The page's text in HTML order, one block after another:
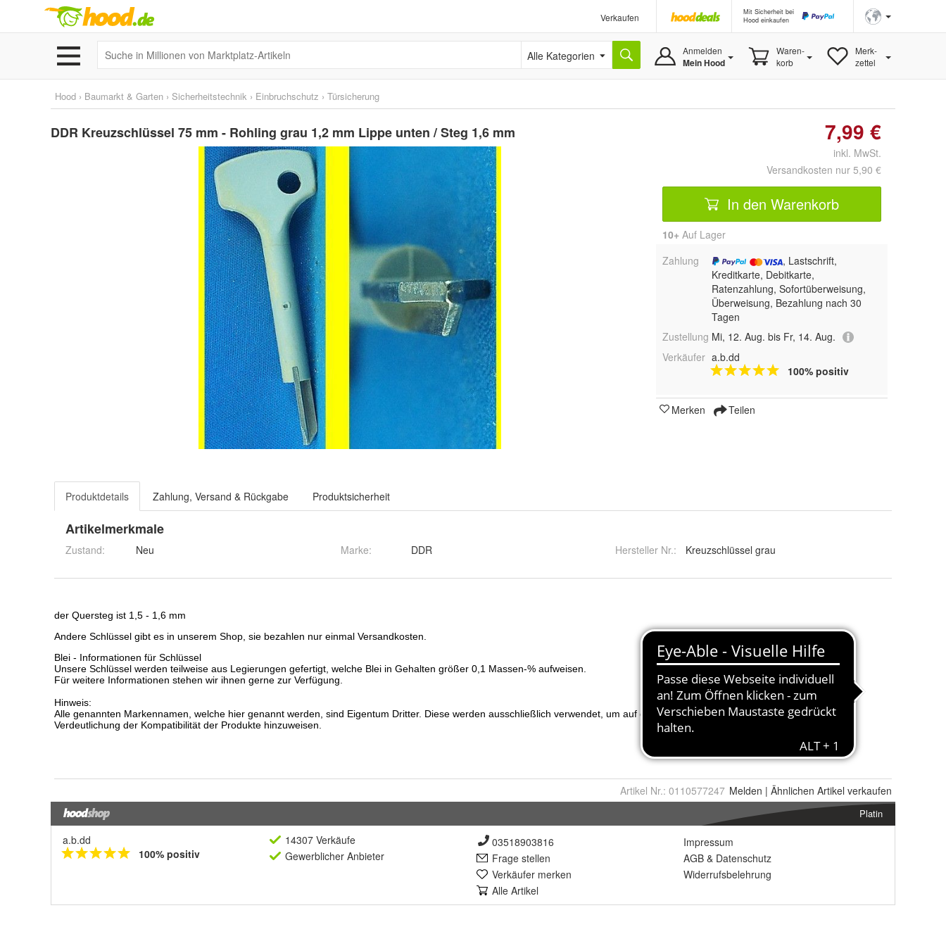
Verkaufen
Mit Sicherheit bei
Hood einkaufen
Alle Kategorien Anmelden
Mein Hood
Waren-
korb
Merk-
zettel
Hood › Baumarkt & Garten › Sicherheitstechnik › Einbruchschutz › Türsicherung
DDR Kreuzschlüssel 75 mm - Rohling grau 1,2 mm Lippe unten / Steg 1,6 mm 7,99 €
inkl. MwSt.
Versandkosten nur 5,90 €
In den Warenkorb
10+ Auf Lager
Zahlung
, Lastschrift,
Kreditkarte, Debitkarte,
Ratenzahlung, Sofortüberweisung,
Überweisung, Bezahlung nach 30
Tagen
Zustellung Mi, 12. Aug. bis Fr, 14. Aug.
Verkäufer a.b.dd
100% positiv
Merken Teilen
Produktdetails Zahlung, Versand & Rückgabe Produktsicherheit
Artikelmerkmale
Zustand: Neu Marke: DDR Hersteller Nr.: Kreuzschlüssel grau
Artikel Nr.: 0110577247 Melden | Ähnlichen Artikel verkaufen
Platin
a.b.dd
100% positiv
14307 Verkäufe
Gewerblicher Anbieter
03518903816
Frage stellen
Verkäufer merken
Alle Artikel
Impressum
AGB & Datenschutz
Widerrufsbelehrung